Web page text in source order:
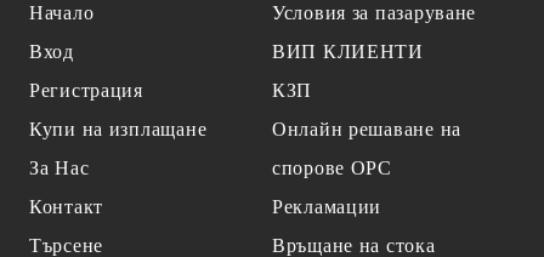
Начало
Вход
Регистрация
Купи на изплащане
За Нас
Контакт
Търсене
Условия за пазаруване
ВИП КЛИЕНТИ
КЗП
Онлайн решаване на
спорове OPC
Рекламации
Връщане на стока